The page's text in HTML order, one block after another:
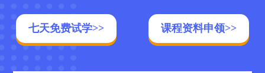
七天免费试学>> 课程资料申领>>